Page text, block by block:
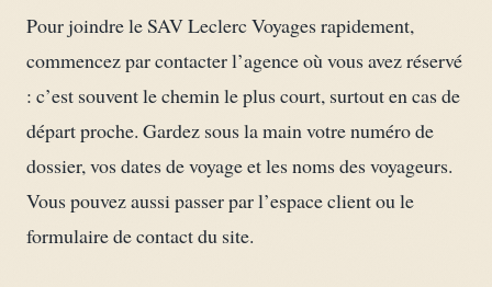
Pour joindre le SAV Leclerc Voyages rapidement,
commencez par contacter l’agence où vous avez réservé
: c’est souvent le chemin le plus court, surtout en cas de
départ proche. Gardez sous la main votre numéro de
dossier, vos dates de voyage et les noms des voyageurs.
Vous pouvez aussi passer par l’espace client ou le
formulaire de contact du site.